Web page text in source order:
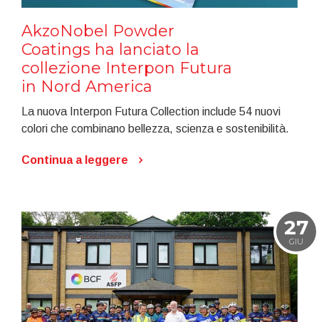
AkzoNobel Powder
Coatings ha lanciato la
collezione Interpon Futura
in Nord America
La nuova Interpon Futura Collection include 54 nuovi
colori che combinano bellezza, scienza e sostenibilità.
Continua a leggere
27
GIU